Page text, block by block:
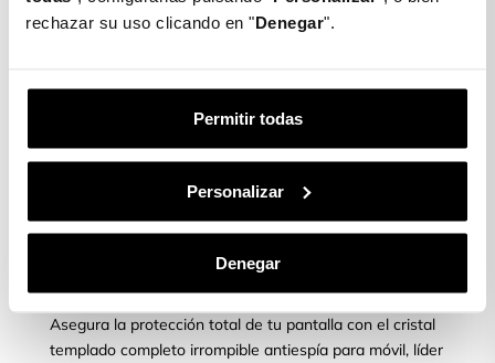
rechazar su uso clicando en "Denegar".
Permitir todas
Personalizar
Denegar
Una vez ajustado, cogemos la toallita seca de nuevo y
¿Quieres proteger tu móvil?
Asegura la protección total de tu pantalla con el cristal
templado completo irrompible antiespía para móvil, líder